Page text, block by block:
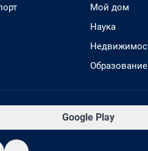
Мой дом
Наука
Образование
Google Play